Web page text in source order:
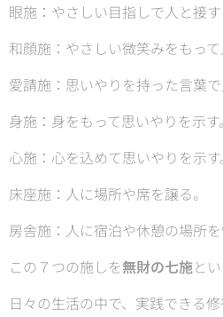
眼施：やさしい目指しで人と接す
和顔施：やさしい微笑みをもって
愛請施：思いやりを持った言葉で
身施：身をもって思いやりを示す。
心施：心を込めて思いやりを示す
床座施：人に場所や席を譲る。
房舎施：人に宿泊や休憩の場所を
この７つの施しを無財の七施と
日々の生活の中で、実践できる修